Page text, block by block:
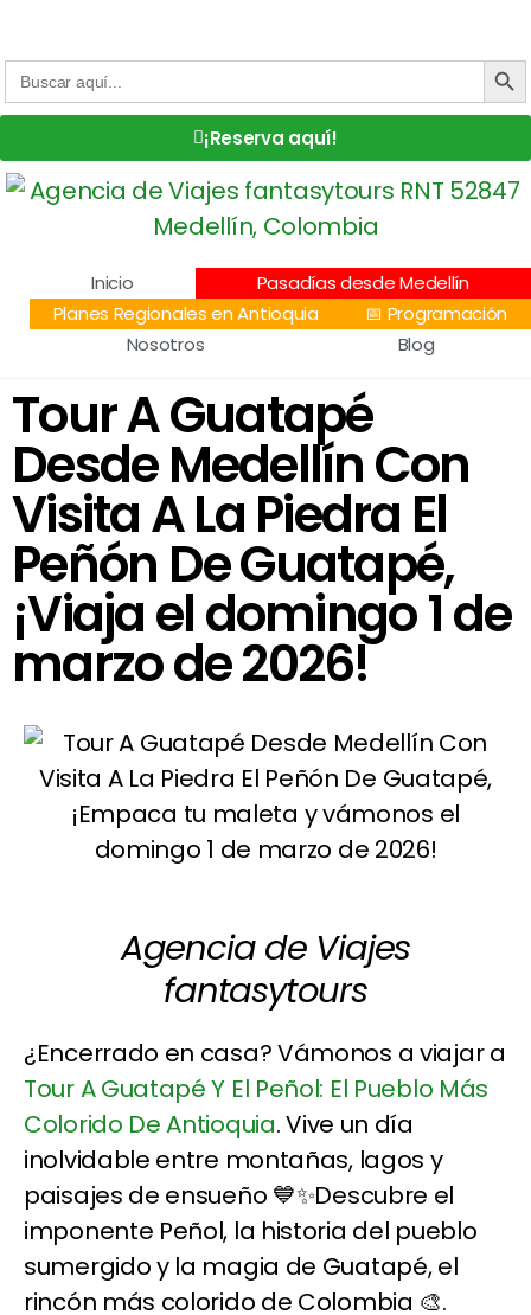
Buscar: BOTÓN
¡Reserva aquí!
Inicio
Pasadías desde Medellín
Planes Regionales en Antioquia
📅 Programación
Nosotros
Blog
Tour A Guatapé
Desde Medellín Con
Visita A La Piedra El
Peñón De Guatapé,
¡Viaja el domingo 1 de
marzo de 2026!
Agencia de Viajes
fantasytours
¿Encerrado en casa? Vámonos a viajar a
Tour A Guatapé Y El Peñol: El Pueblo Más
Colorido De Antioquia. Vive un día
inolvidable entre montañas, lagos y
paisajes de ensueño 💙✨Descubre el
imponente Peñol, la historia del pueblo
sumergido y la magia de Guatapé, el
rincón más colorido de Colombia 🎨.